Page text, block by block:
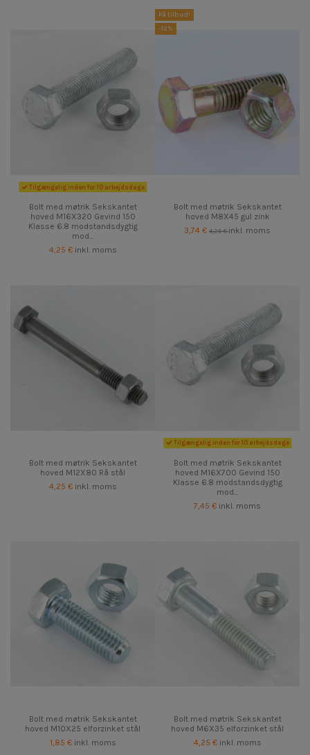
Tilgængelig inden for 10 arbejdsdage
Bolt med møtrik Sekskantet
hoved M16X320 Gevind 150
Klasse 6.8 modstandsdygtig
mod...
4,25 € inkl. moms
På tilbud!
-12%
Bolt med møtrik Sekskantet
hoved M8X45 gul zink
3,74 € 4,25 €inkl. moms
Bolt med møtrik Sekskantet
hoved M12X80 Rå stål
4,25 € inkl. moms
Tilgængelig inden for 10 arbejdsdage
Bolt med møtrik Sekskantet
hoved M16X700 Gevind 150
Klasse 6.8 modstandsdygtig
mod...
7,45 € inkl. moms
Bolt med møtrik Sekskantet
hoved M10X25 elforzinket stål
1,85 € inkl. moms
Bolt med møtrik Sekskantet
hoved M6X35 elforzinket stål
4,25 € inkl. moms